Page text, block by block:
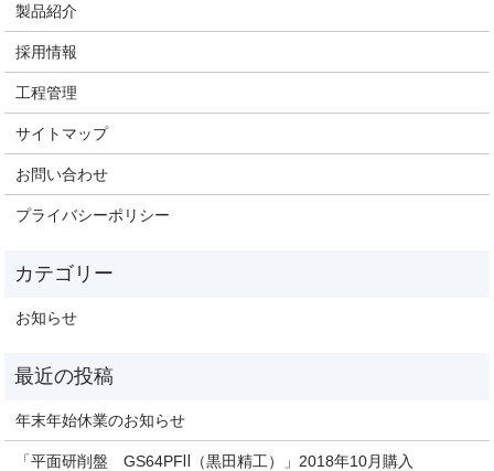
製品紹介
採用情報
工程管理
サイトマップ
お問い合わせ
プライバシーポリシー
お知らせ
年末年始休業のお知らせ
「平面研削盤 GS64PFⅡ（黒田精工）」2018年10月購入